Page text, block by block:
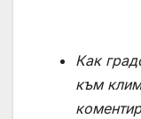
Как
към